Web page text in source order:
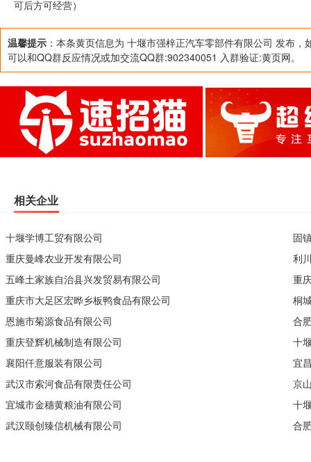
可后方可经营）
温馨提示 ：本条黄页信息为 十堰市强梓正汽车零部件有限公司 发布
可以和QQ群反应情况或加交流QQ群:902340051 入群验证:黄页网。
相关企业
十堰学博工贸有限公司
重庆曼峰农业开发有限公司
五峰土家族自治县兴发贸易有限公司
重庆市大足区宏晔乡板鸭食品有限公司
恩施市菊源食品有限公司
重庆登辉机械制造有限公司
襄阳仟意服装有限公司
武汉市索河食品有限责任公司
宜城市金穗黄粮油有限公司
武汉颐创臻信机械有限公司
固
利
重
桐
合
十
宜
京
十
合